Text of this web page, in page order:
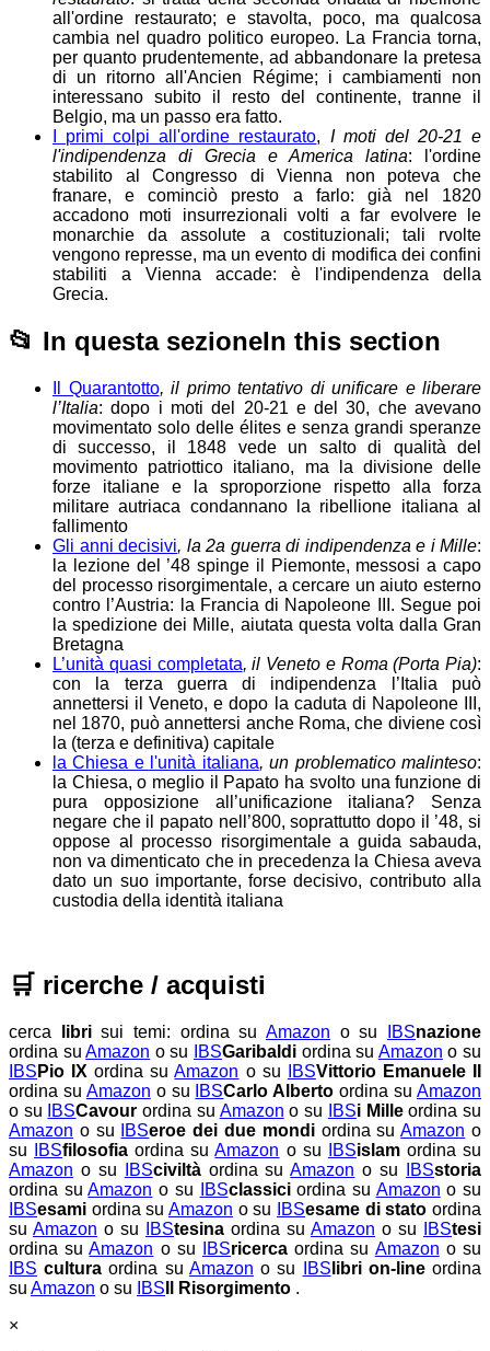
all'ordine restaurato; e stavolta, poco, ma qualcosa
cambia nel quadro politico europeo. La Francia torna,
per quanto prudentemente, ad abbandonare la pretesa
di un ritorno all'Ancien Régime; i cambiamenti non
interessano subito il resto del continente, tranne il
Belgio, ma un passo era fatto.
I primi colpi all'ordine restaurato, I moti del 20-21 e
l'indipendenza di Grecia e America latina: l'ordine
stabilito al Congresso di Vienna non poteva che
franare, e cominciò presto a farlo: già nel 1820
accadono moti insurrezionali volti a far evolvere le
monarchie da assolute a costituzionali; tali rvolte
vengono represse, ma un evento di modifica dei confini
stabiliti a Vienna accade: è l'indipendenza della
Grecia.
📂 In questa sezioneIn this section
Il Quarantotto, il primo tentativo di unificare e liberare
l’Italia: dopo i moti del 20-21 e del 30, che avevano
movimentato solo delle élites e senza grandi speranze
di successo, il 1848 vede un salto di qualità del
movimento patriottico italiano, ma la divisione delle
forze italiane e la sproporzione rispetto alla forza
militare autriaca condannano la ribellione italiana al
fallimento
Gli anni decisivi, la 2a guerra di indipendenza e i Mille:
la lezione del ’48 spinge il Piemonte, messosi a capo
del processo risorgimentale, a cercare un aiuto esterno
contro l’Austria: la Francia di Napoleone III. Segue poi
la spedizione dei Mille, aiutata questa volta dalla Gran
Bretagna
L’unità quasi completata, il Veneto e Roma (Porta Pia):
con la terza guerra di indipendenza l’Italia può
annettersi il Veneto, e dopo la caduta di Napoleone III,
nel 1870, può annettersi anche Roma, che diviene così
la (terza e definitiva) capitale
la Chiesa e l'unità italiana, un problematico malinteso:
la Chiesa, o meglio il Papato ha svolto una funzione di
pura opposizione all’unificazione italiana? Senza
negare che il papato nell’800, soprattutto dopo il ’48, si
oppose al processo risorgimentale a guida sabauda,
non va dimenticato che in precedenza la Chiesa aveva
dato un suo importante, forse decisivo, contributo alla
custodia della identità italiana
🛒 ricerche / acquisti
cerca librisui temi: ordina suAmazon o su IBSnazione
ordina suAmazon o su IBSGaribaldi ordina su Amazon o su
IBS Pio IX ordina suAmazon o su IBSVittorio Emanuele II
ordina su Amazon o su IBSCarlo Alberto ordina suAmazon
o su
IBSCavour ordina su Amazon o su IBSi Mille ordina su
Amazon o su IBSeroe dei due mondi ordina suAmazon o
su
IBSfilosofia ordina suAmazon o su IBSislam ordina su
Amazon o su IBSciviltà ordina suAmazon o su IBSstoria
ordina suAmazon o su IBSclassici ordina su Amazon o su
IBSesami ordina suAmazon o su IBSesame di stato ordina
su Amazon o su IBStesina ordina su Amazon o su IBStesi
ordina suAmazon o su IBSricerca ordina su Amazon o su
IBS cultura ordina su Amazon o su IBS libri on-line ordina
su Amazon o su IBS Il Risorgimento .
×